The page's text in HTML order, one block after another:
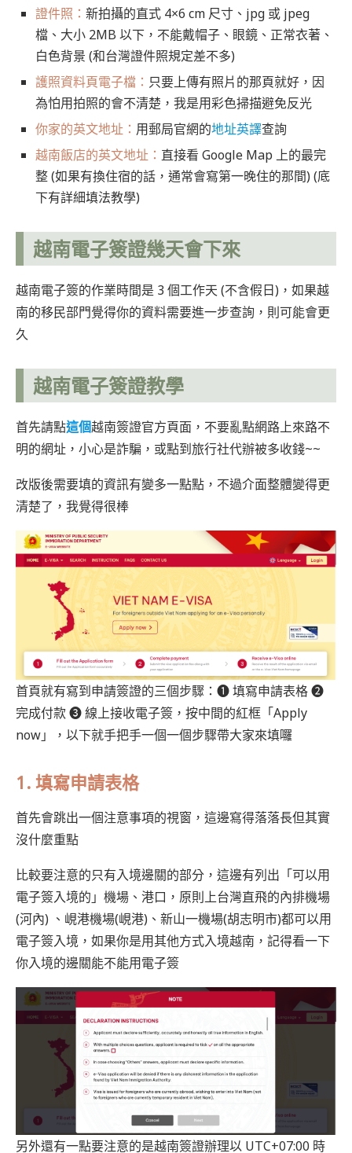
證件照： 新拍攝的直式 4×6 cm 尺寸、jpg 或 jpeg
檔、大小 2MB 以下，不能戴帽子、眼鏡、正常衣著、
白色背景 (和台灣證件照規定差不多)
護照資料頁電子檔： 只要上傳有照片的那頁就好，因
為怕用拍照的會不清楚，我是用彩色掃描避免反光
你家的英文地址： 用郵局官網的地址英譯查詢
越南飯店的英文地址： 直接看 Google Map 上的最完
整 (如果有換住宿的話，通常會寫第一晚住的那間) (底
下有詳細填法教學)
越南電子簽證幾天會下來
越南電子簽的作業時間是 3 個工作天 (不含假日)，如果越
南的移民部門覺得你的資料需要進一步查詢，則可能會更
久
越南電子簽證教學
首先請點這個越南簽證官方頁面，不要亂點網路上來路不
明的網址，小心是詐騙，或點到旅行社代辦被多收錢~~
改版後需要填的資訊有變多一點點，不過介面整體變得更
清楚了，我覺得很棒
首頁就有寫到申請簽證的三個步驟：❶ 填寫申請表格 ❷
完成付款 ❸ 線上接收電子簽，按中間的紅框「Apply
now」，以下就手把手一個一個步驟帶大家來填囉
1. 填寫申請表格
首先會跳出一個注意事項的視窗，這邊寫得落落長但其實
沒什麼重點
比較要注意的只有入境邊關的部分，這邊有列出「可以用
電子簽入境的」機場、港口，原則上台灣直飛的內排機場
(河內) 、峴港機場(峴港)、新山一機場(胡志明市)都可以用
電子簽入境，如果你是用其他方式入境越南，記得看一下
你入境的邊關能不能用電子簽
另外還有一點要注意的是越南簽證辦理以 UTC+07:00 時